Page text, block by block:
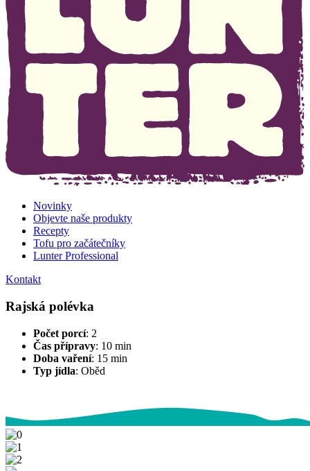
Novinky
Objevte naše produkty
Recepty
Tofu pro začátečníky
Lunter Professional
Kontakt
Rajská polévka
Počet porcí: 2
Čas přípravy: 10 min
Doba vaření: 15 min
Typ jídla: Oběd